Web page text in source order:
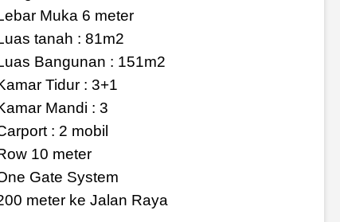
Muka 6 meter
tanah : 81m2
Bangunan : 151m2
Tidur : 3+1
Mandi : 3
: 2 mobil
10 meter
Gate System
meter ke Jalan Raya